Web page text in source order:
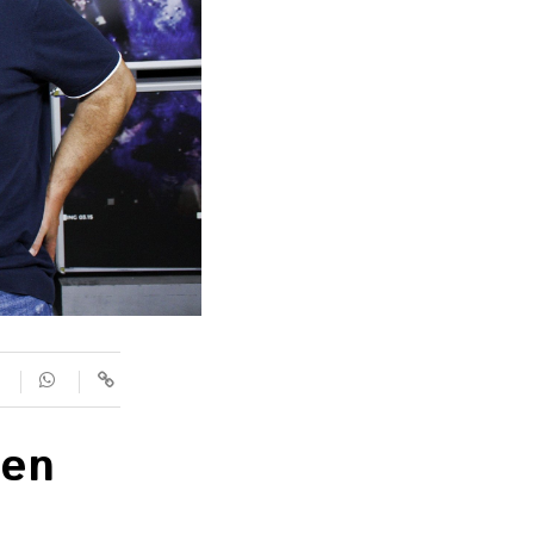
SUPLEMENTS
Fotogaleries
9magazín
Agenda
Blogosfera